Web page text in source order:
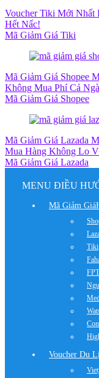
Voucher Tiki Mới Nhất
Hết Nấc!
Mã Giảm Giá Tiki
Mã Giảm Giá Shopee
Không Mua Phí Cả
Mã Giảm Giá Shopee
Mã Giảm Giá Lazada
Mua Hàng Không Lo
Mã Giảm Giá Lazada
MENU ĐIỀU
Mã Giảm Giá
Tiki
FPT
Voucher Du